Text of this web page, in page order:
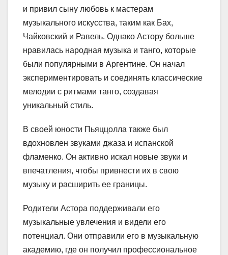
и привил сыну любовь к мастерам
музыкального искусства, таким как Бах,
Чайковский и Равель. Однако Астору больше
нравилась народная музыка и танго, которые
были популярными в Аргентине. Он начал
экспериментировать и соединять классические
мелодии с ритмами танго, создавая
уникальный стиль.
В своей юности Пьяццолла также был
вдохновлен звуками джаза и испанской
фламенко. Он активно искал новые звуки и
впечатления, чтобы привнести их в свою
музыку и расширить ее границы.
Родители Астора поддерживали его
музыкальные увлечения и видели его
потенциал. Они отправили его в музыкальную
академию, где он получил профессиональное